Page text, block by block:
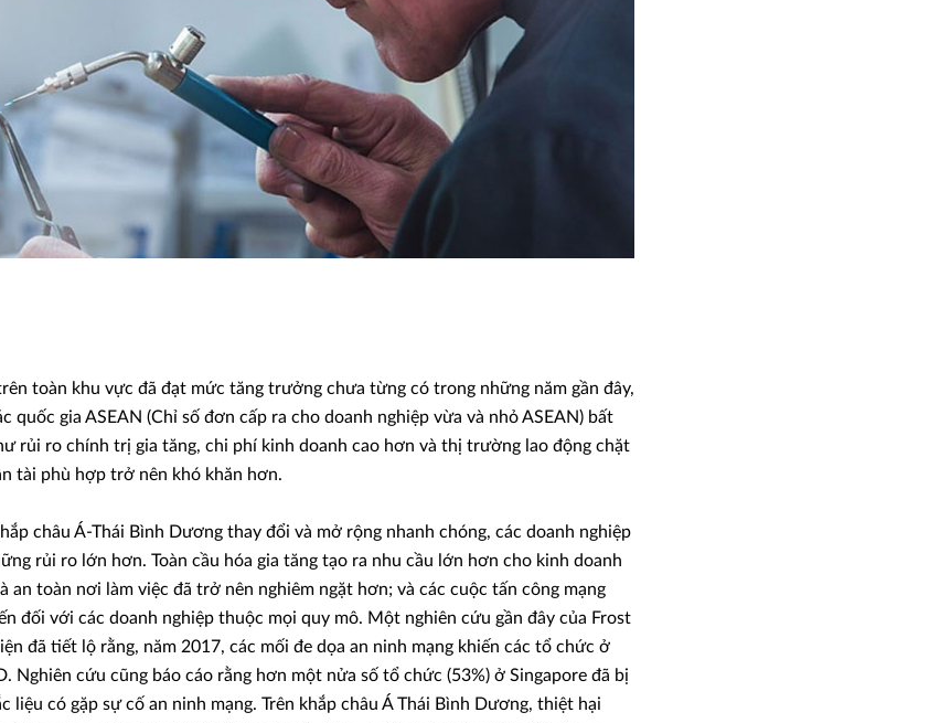
toàn khu vực đã đạt mức tăng trưởng chưa từng có trong những năm gần đây,
quốc gia ASEAN (Chỉ số đơn cấp ra cho doanh nghiệp vừa và nhỏ ASEAN) bất
rủi ro chính trị gia tăng, chi phí kinh doanh cao hơn và thị trường lao động chặt
tài phù hợp trở nên khó khăn hơn.
châu Á-Thái Bình Dương thay đổi và mở rộng nhanh chóng, các doanh nghiệp
rủi ro lớn hơn. Toàn cầu hóa gia tăng tạo ra nhu cầu lớn hơn cho kinh doanh
an toàn nơi làm việc đã trở nên nghiêm ngặt hơn; và các cuộc tấn công mạng
đối với các doanh nghiệp thuộc mọi quy mô. Một nghiên cứu gần đây của Frost
đã tiết lộ rằng, năm 2017, các mối đe dọa an ninh mạng khiến các tổ chức ở
Nghiên cứu cũng báo cáo rằng hơn một nửa số tổ chức (53%) ở Singapore đã bị
liệu có gặp sự cố an ninh mạng. Trên khắp châu Á Thái Bình Dương, thiệt hại